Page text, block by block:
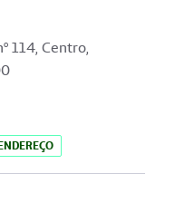
114, Centro,